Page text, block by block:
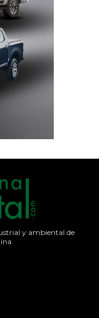
y ambiental de